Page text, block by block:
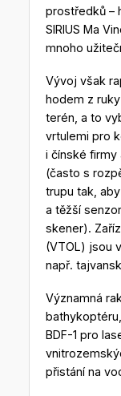
prostředků –
SIRIUS Ma
mnoho
Vývoj však
hodem z
terén, a to
vrtulemi pro
i čínské firmy
(často s
trupu tak,
a těžší
skener).
(VTOL) jsou
např.
Významná
BDF-1 pro
přistání na